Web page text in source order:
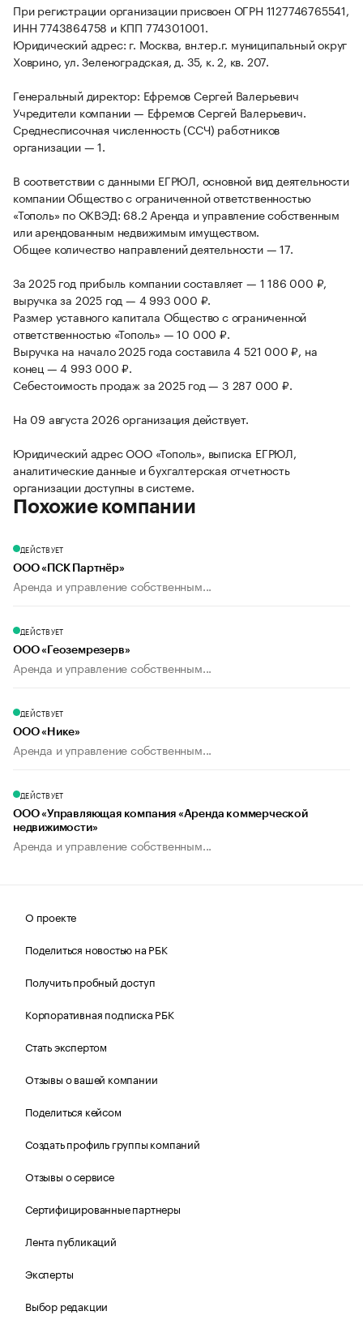
При регистрации организации присвоен ОГРН 1127746765541,
ИНН 7743864758 и КПП 774301001.
Юридический адрес: г. Москва, вн.тер.г. муниципальный округ
Ховрино, ул. Зеленоградская, д. 35, к. 2, кв. 207.
Генеральный директор: Ефремов Сергей Валерьевич
Учредители компании — Ефремов Сергей Валерьевич.
Среднесписочная численность (ССЧ) работников
организации — 1.
В соответствии с данными ЕГРЮЛ, основной вид деятельности
компании Общество с ограниченной ответственностью
«Тополь» по ОКВЭД: 68.2 Аренда и управление собственным
или арендованным недвижимым имуществом.
Общее количество направлений деятельности — 17.
За 2025 год прибыль компании составляет — 1 186 000 ₽,
выручка за 2025 год — 4 993 000 ₽.
Размер уставного капитала Общество с ограниченной
ответственностью «Тополь» — 10 000 ₽.
Выручка на начало 2025 года составила 4 521 000 ₽, на
конец — 4 993 000 ₽.
Себестоимость продаж за 2025 год — 3 287 000 ₽.
На 09 августа 2026 организация действует.
Юридический адрес ООО «Тополь», выписка ЕГРЮЛ,
аналитические данные и бухгалтерская отчетность
организации доступны в системе.
Похожие компании
ДЕЙСТВУЕТ
ООО «ПСК Партнёр»
Аренда и управление собственным...
ДЕЙСТВУЕТ
ООО «Геоземрезерв»
Аренда и управление собственным...
ДЕЙСТВУЕТ
ООО «Нике»
Аренда и управление собственным...
ДЕЙСТВУЕТ
ООО «Управляющая компания «Аренда коммерческой
недвижимости»
Аренда и управление собственным...
О проекте
Поделиться новостью на РБК
Получить пробный доступ
Корпоративная подписка РБК
Стать экспертом
Отзывы о вашей компании
Поделиться кейсом
Создать профиль группы компаний
Отзывы о сервисе
Сертифицированные партнеры
Лента публикаций
Эксперты
Выбор редакции